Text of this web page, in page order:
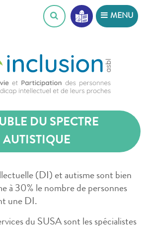
MENU
DU SPECTRE
AUTISTIQUE
(DI) et autisme sont bien
à 30% le nombre de personnes
une DI.
du SUSA sont les spécialistes